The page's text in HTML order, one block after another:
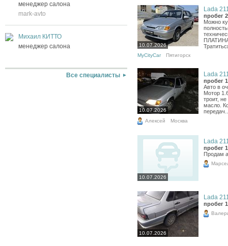
менеджер салона
mark-avto
Михаил КИТТО
менеджер салона
Все специалисты
10.07.2026
Lada
пробег
Можно
MyCityCar Пятигорск
10.07.2026
Lada
пробег
Авто в
Мотор
троит,
масло.
Алексей Москва
10.07.2026
Lada
пробег
Продам
10.07.2026
Lada
пробег